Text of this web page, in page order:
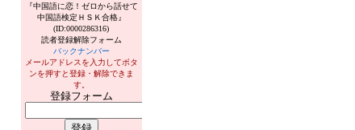
『中国語に恋！ゼロから話せて
中国語検定ＨＳＫ合格』
(ID:0000286316)
読者登録解除フォーム
バックナンバー
メールアドレスを入力してボタ
ンを押すと登録・解除できま
す。
登録フォーム